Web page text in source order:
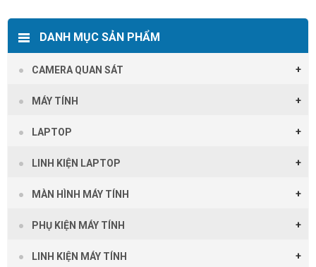
DANH MỤC SẢN PHẨM
CAMERA QUAN SÁT
MÁY TÍNH
LAPTOP
LINH KIỆN LAPTOP
MÀN HÌNH MÁY TÍNH
PHỤ KIỆN MÁY TÍNH
LINH KIỆN MÁY TÍNH